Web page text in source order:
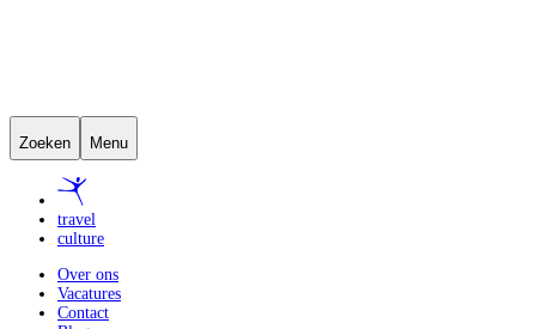
Zoeken Menu
travel
culture
Over ons
Vacatures
Contact